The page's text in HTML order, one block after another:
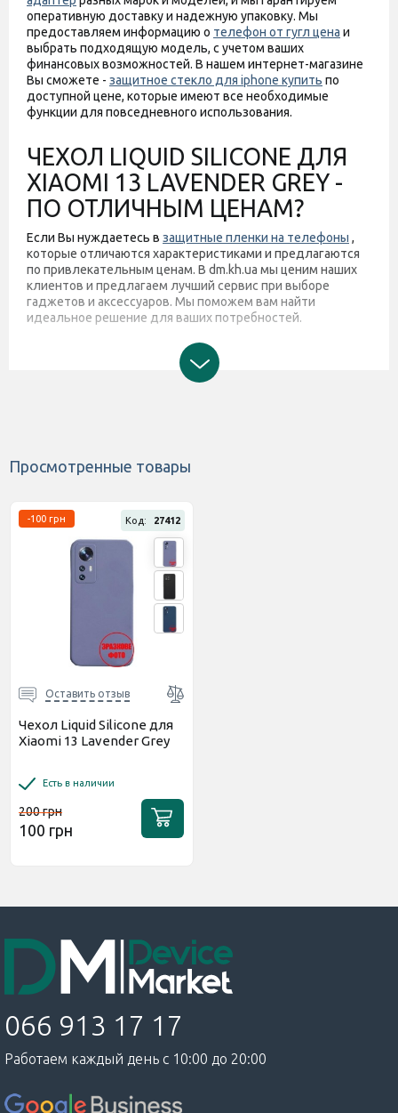
оперативную доставку и надежную упаковку. Мы
предоставляем информацию о телефон от гугл цена и
выбрать подходящую модель, с учетом ваших
финансовых возможностей. В нашем интернет-магазине
Вы сможете - защитное стекло для iphone купить по
доступной цене, которые имеют все необходимые
функции для повседневного использования.
ЧЕХОЛ LIQUID SILICONE ДЛЯ
XIAOMI 13 LAVENDER GREY -
ПО ОТЛИЧНЫМ ЦЕНАМ?
Если Вы нуждаетесь в защитные пленки на телефоны ,
которые отличаются характеристиками и предлагаются
по привлекательным ценам. В dm.kh.ua мы ценим наших
клиентов и предлагаем лучший сервис при выборе
гаджетов и аксессуаров. Мы поможем вам найти
идеальное решение для ваших потребностей.
Просмотренные товары
Код: 27412
-100 грн
Оставить отзыв
Чехол Liquid Silicone для
Xiaomi 13 Lavender Grey
Есть в наличии
200 грн
100 грн
066 913 17 17
Работаем каждый день с 10:00 до 20:00